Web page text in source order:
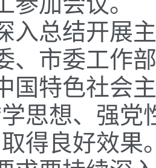
总结开展主
、市委工作
国特色社会
思想、强党
得良好效果